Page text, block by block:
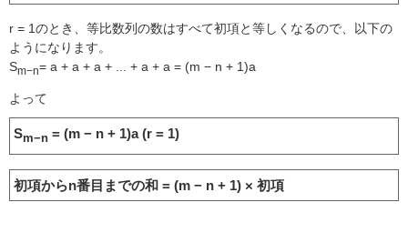
r = 1のとき、等比数列の数はすべて初項と等しくなるので、以下の
ようになります。
Sm−n= a + a + a + ... + a + a = (m − n + 1)a
よって
Sm−n = (m − n + 1)a (r = 1)
初項からn番目までの和 = (m − n + 1) × 初項